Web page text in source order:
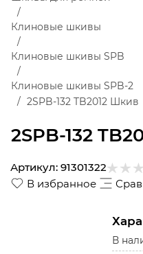
2SPB-132
Клиновые шкивы
Клиновые шкивы SPB
Клиновые шкивы SPB-2
2SPB-132 TB2012 Шкив
В избранное
Артикул: 91301322
В